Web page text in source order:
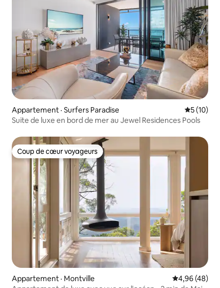
Appartement · Surfers Paradise Note
5 (10)
Suite de luxe en bord de mer au Jewel Residences Pools
Coup de cœur voyageurs
Coup de cœur voyageurs
Appartement · Montville Note
4,96 (48)